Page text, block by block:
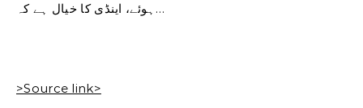
ہوئے، اینڈی کا خیال ہے کہ…
>Source link>